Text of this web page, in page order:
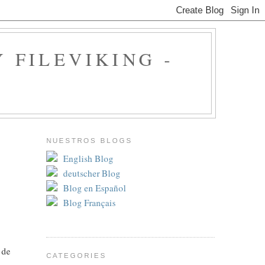
FILEVIKING -
NUESTROS BLOGS
English Blog
deutscher Blog
Blog en Español
Blog Français
CATEGORIES